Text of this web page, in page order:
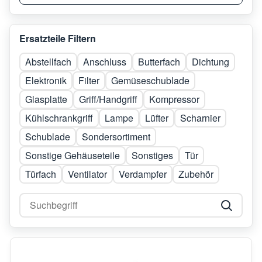
Ersatzteile Filtern
Abstellfach
Anschluss Butterfach
Dichtung
Elektronik
Filter
Gemüseschublade
Glasplatte
Griff/Handgriff
Kompressor
Kühlschrankgriff
Lampe Lüfter
Scharnier
Schublade
Sondersortiment
Sonstige Gehäuseteile
Sonstiges
Tür
Türfach
Ventilator Verdampfer Zubehör